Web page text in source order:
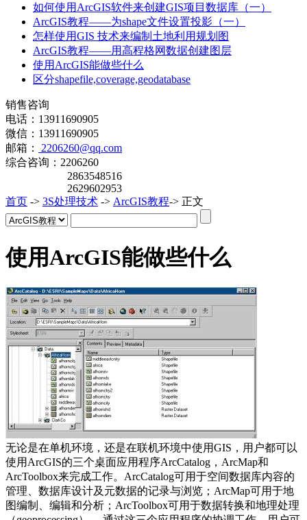
如何使用ArcGIS软件来创建GIS项目数据库（一）
ArcGIS教程——为shape文件设置投影（一）
怎样使用GIS 技术来编制土地利用规划图
ArcGIS教程——用高程格网数据创建图层
使用ArcGIS能做些什么
区分shapefile,coverage,geodatabase
销售咨询
电话：13911690905
微信：13911690905
邮箱：
2206260@qq.com
综合咨询：2206260
2863548516
2629602953
首页 -> 3S处理技术 -> ArcGIS教程-> 正文
使用ArcGIS能做些什么
无论是在单机环境，还是在联机环境中使用GIS，用户都可以
使用ArcGIS的三个桌面应用程序ArcCatalog，ArcMap和
ArcToolbox来完成工作。ArcCatalog可用于空间数据库内容的
管理、数据库设计及元数据的记录与浏览；ArcMap可用于地
图编制、编辑和分析；ArcToolbox可用于数据转换和地理处理